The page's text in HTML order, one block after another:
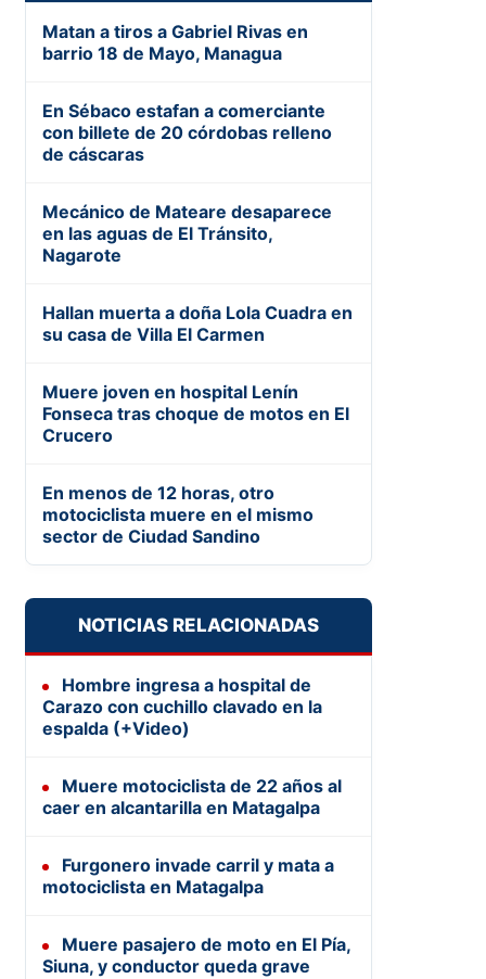
Matan a tiros a Gabriel Rivas en
barrio 18 de Mayo, Managua
En Sébaco estafan a comerciante
con billete de 20 córdobas relleno
de cáscaras
Mecánico de Mateare desaparece
en las aguas de El Tránsito,
Nagarote
Hallan muerta a doña Lola Cuadra en
su casa de Villa El Carmen
Muere joven en hospital Lenín
Fonseca tras choque de motos en El
Crucero
En menos de 12 horas, otro
motociclista muere en el mismo
sector de Ciudad Sandino
NOTICIAS RELACIONADAS
Hombre ingresa a hospital de
Carazo con cuchillo clavado en la
espalda (+Video)
Muere motociclista de 22 años al
caer en alcantarilla en Matagalpa
Furgonero invade carril y mata a
motociclista en Matagalpa
Muere pasajero de moto en El Pía,
Siuna, y conductor queda grave